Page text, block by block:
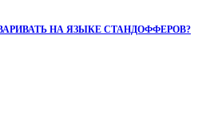
НА ЯЗЫКЕ СТАНДОФФЕРОВ?